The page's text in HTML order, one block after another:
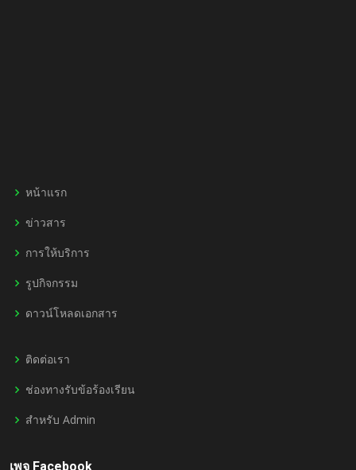
หน้าแรก
ข่าวสาร
การให้บริการ
รูปกิจกรรม
ดาวน์โหลดเอกสาร
ติดต่อเรา
ช่องทางรับข้อร้องเรียน
สำหรับ Admin
เพจ Facebook